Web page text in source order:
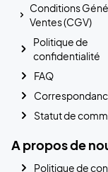
Conditions
Ventes (CGV)
Politique de
confidentialité
FAQ
Statut de
A propos de
Politique de